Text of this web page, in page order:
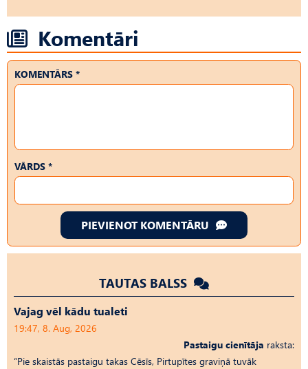
Komentāri
KOMENTĀRS *
VĀRDS *
PIEVIENOT KOMENTĀRU
TAUTAS BALSS
Vajag vēl kādu tualeti
19:47, 8. Aug, 2026
Pastaigu cienītāja raksta:
“Pie skaistās pastaigu takas Cēsīs, Pirtupītes graviņā tuvāk